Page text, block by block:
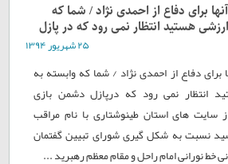
برای دفاع از احمدی نژاد / شما که
هستید انتظار نمی رود که در پازل
۲۵ شهريور ۱۳۹۴
برای دفاع از احمدی نژاد / شما که وابسته به
انتظار نمی رود که درپازل دشمن بازی
سایت های استان طینوشتاری با نام مراقب
نسبت به شکل گیری شورای تبیین گفتمان
خط نورانی امام راحل و مقام معظم رهبرید ...